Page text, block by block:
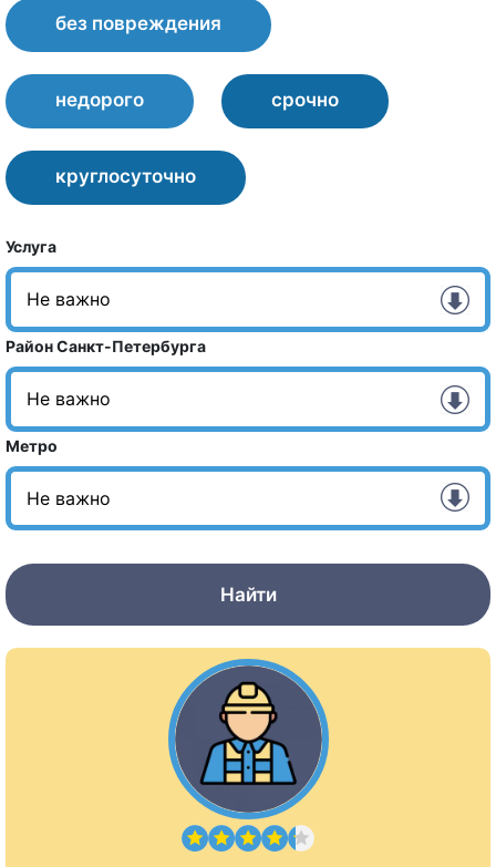
без повреждения
недорого срочно
круглосуточно
Услуга
Район Санкт-Петербурга
Метро
Найти